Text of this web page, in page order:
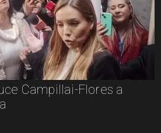
Campillai-Flores a